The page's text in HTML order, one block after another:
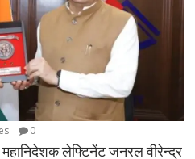
0
महानिदेशक लेफ्टिनेंट जनरल वीरेन्द्र